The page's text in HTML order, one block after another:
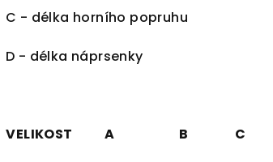
C - délka horního popruhu
D - délka náprsenky
VELIKOST A B C